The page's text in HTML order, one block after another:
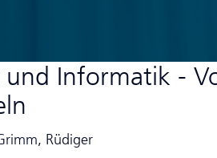
und Informatik -
Rüdiger